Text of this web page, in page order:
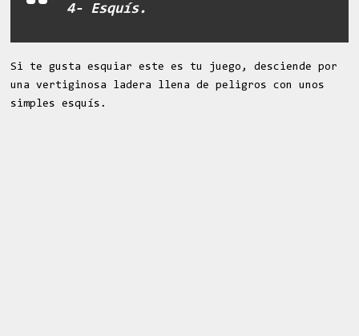
4- Esquís.
Si te gusta esquiar este es tu juego, desciende por
una vertiginosa ladera llena de peligros con unos
simples esquís.